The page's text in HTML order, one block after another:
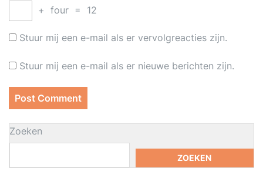
+ four = 12
Stuur mij een e-mail als er vervolgreacties zijn.
Stuur mij een e-mail als er nieuwe berichten zijn.
Zoeken
ZOEKEN